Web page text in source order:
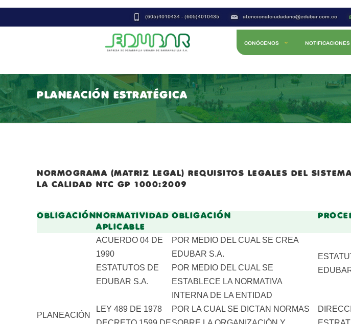
atencionalciudadano@edubar.com.co
(605)4010434 - (605)4010435
CONÓCENOS NOTIFICACIONES
PLANEACIÓN ESTRATÉGICA
NORMOGRAMA (MATRIZ LEGAL) REQUISITOS LEGALES DEL
LA CALIDAD NTC GP 1000:2009
OBLIGACIÓNNORMATIVIDAD
APLICABLE
OBLIGACIÓN
PLANEACIÓN
ACUERDO 04 DE
1990
POR MEDIO DEL CUAL SE CREA
EDUBAR S.A.
ESTATUTOS DE
EDUBAR S.A.
POR MEDIO DEL CUAL SE
ESTABLECE LA NORMATIVA
INTERNA DE LA ENTIDAD
LEY 489 DE 1978
POR LA CUAL SE DICTAN NORMAS